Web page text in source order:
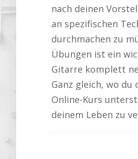
nach deinen
an spezifischen
durchmachen zu
Übungen ist ein
Gitarre komplett
Ganz gleich, wo
Online-Kurs
deinem Leben zu